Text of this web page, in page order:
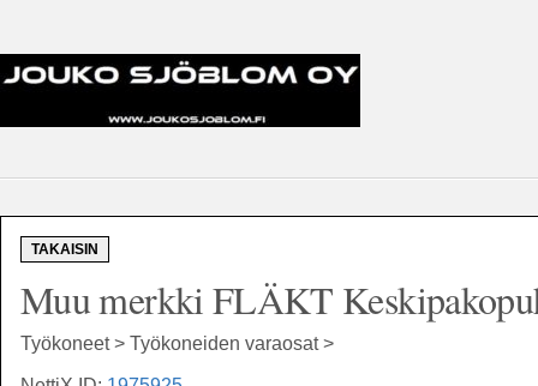
TAKAISIN
Muu merkki FLÄKT
Työkoneet > Työkoneiden varaosat >